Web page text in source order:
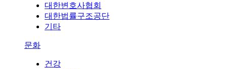
대한변호사협회
대한법률구조공단
기타
문화
건강